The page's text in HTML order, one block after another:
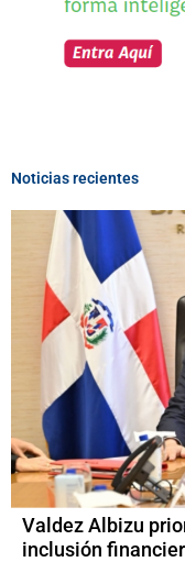
Noticias recientes
Valdez Albizu
inclusión